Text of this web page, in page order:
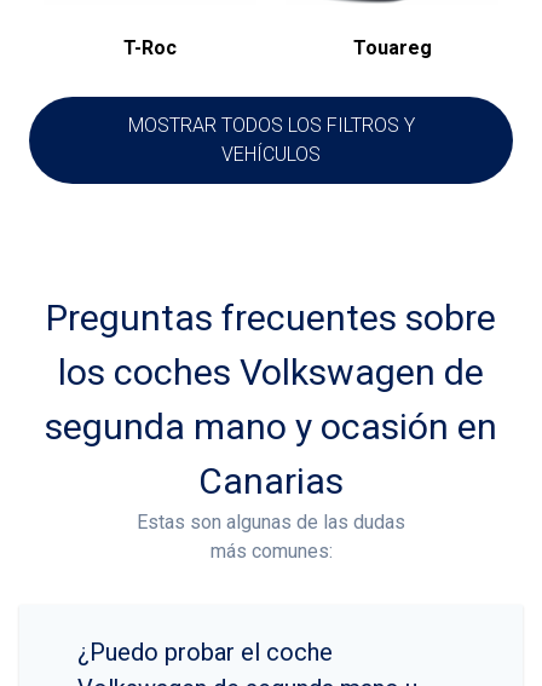
T-Roc Touareg
MOSTRAR TODOS LOS FILTROS Y
VEHÍCULOS
Preguntas frecuentes sobre
los coches Volkswagen de
segunda mano y ocasión en
Canarias
Estas son algunas de las dudas
más comunes:
¿Puedo probar el coche